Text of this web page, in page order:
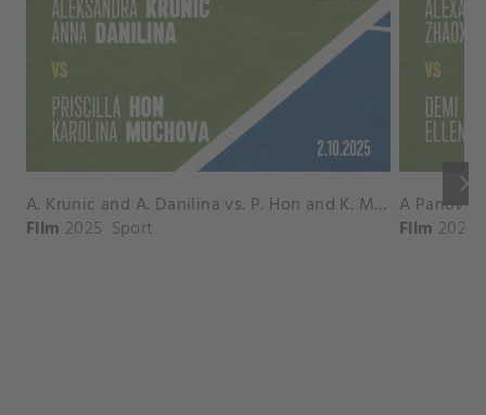
keyboard_arrow_right
A. Krunic and A. Danilina vs. P. Hon and K. Muchova Match Highlights - BEIJING_Capital Group Diamond ( October 02, 2025)
Film 2025 Sport Film 2026